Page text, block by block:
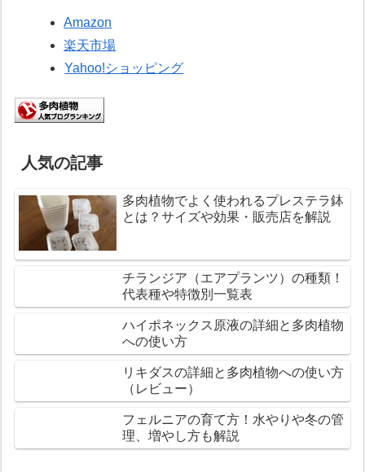
Amazon
楽天市場
Yahoo!ショッピング
人気の記事
多肉植物でよく使われるプレステラ鉢
とは？サイズや効果・販売店を解説
チランジア（エアプランツ）の種類！
代表種や特徴別一覧表
ハイポネックス原液の詳細と多肉植物
への使い方
リキダスの詳細と多肉植物への使い方
（レビュー）
フェルニアの育て方！水やりや冬の管
理、増やし方も解説